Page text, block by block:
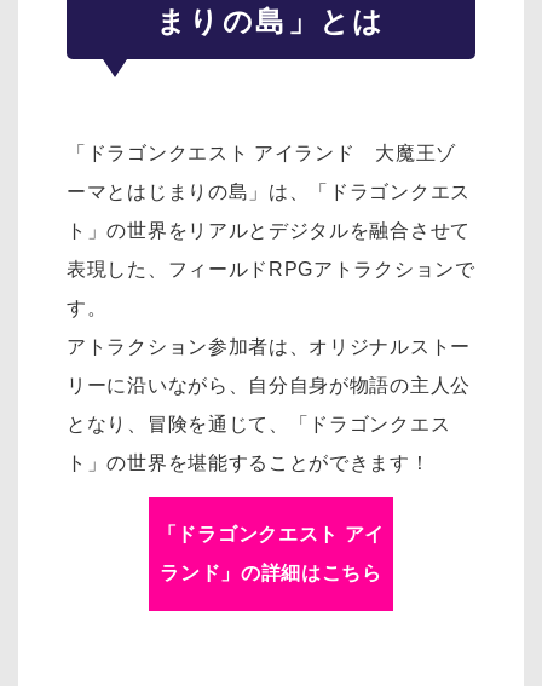
まりの島」とは
「ドラゴンクエスト アイランド 大魔王ゾ
ーマとはじまりの島」は、「ドラゴンクエス
ト」の世界をリアルとデジタルを融合させて
表現した、フィールドRPGアトラクションで
す。
アトラクション参加者は、オリジナルストー
リーに沿いながら、自分自身が物語の主人公
となり、冒険を通じて、「ドラゴンクエス
ト」の世界を堪能することができます！
「
ドラゴンクエスト アイ
ランド 」の詳細はこちら